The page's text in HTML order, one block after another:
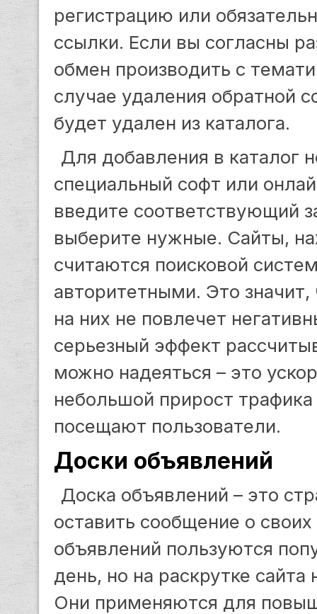
регистрацию или
ссылки. Если вы согласны
обмен производить с
случае удаления обратной
будет удален из каталога.
Для добавления в каталог
специальный софт или
введите соответствующий
выберите нужные. Сайты,
считаются поисковой
авторитетными. Это
на них не повлечет
серьезный эффект
можно надеяться – это
небольшой прирост трафика
посещают пользователи.
Доски объявлений
Доска объявлений – это
оставить сообщение о
объявлений пользуются
день, но на раскрутке сайта
Они применяются для